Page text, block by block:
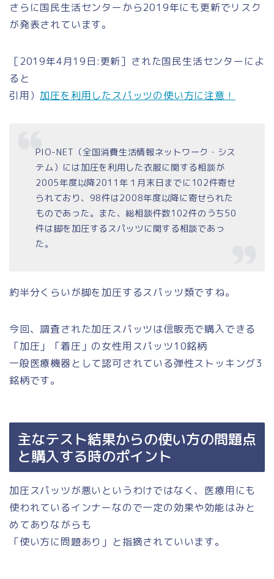
さらに国民生活センターから2019年にも更新でリスク
が発表されています。
［2019年4月19日:更新］された国民生活センターによ
ると
引用）加圧を利用したスパッツの使い方に注意！
PIO-NET（全国消費生活情報ネットワーク・シス
テム）には加圧を利用した衣服に関する相談が
2005年度以降2011年１月末日までに102件寄せ
られており、98件は2008年度以降に寄せられた
ものであった。また、総相談件数102件のうち50
件は脚を加圧するスパッツに関する相談であっ
た。
約半分くらいが脚を加圧するスパッツ類ですね。
今回、調査された加圧スパッツは信販売で購入できる
「加圧」「着圧」の女性用スパッツ10銘柄
一般医療機器として認可されている弾性ストッキング3
銘柄です。
主なテスト結果からの使い方の問題点
と購入する時のポイント
加圧スパッツが悪いというわけではなく、医療用にも
使われているインナーなので一定の効果や効能はみと
めてありながらも
「使い方に問題あり」と指摘されていいます。